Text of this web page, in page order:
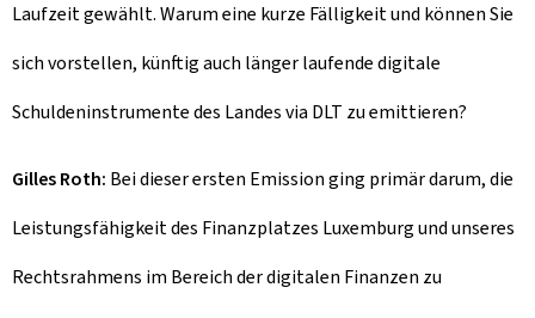
Laufzeit gewählt. Warum eine kurze Fälligkeit und können Sie
sich vorstellen, künftig auch länger laufende digitale
Schuldeninstrumente des Landes via DLT zu emittieren?
Gilles Roth: Bei dieser ersten Emission ging primär darum, die
Leistungsfähigkeit des Finanzplatzes Luxemburg und unseres
Rechtsrahmens im Bereich der digitalen Finanzen zu